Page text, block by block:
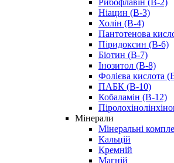
Ніацин (B-3)
Холін (В-4)
Пантотенова
Піридоксин (B-6)
Біотин (B-7)
Інозитол (B-8)
Фолієва кислота
ПАБК (В-10)
Кобаламін (B-12)
Мінерали
Мінеральні
Кальцій
Кремній
Магній